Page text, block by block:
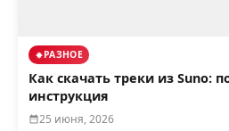
РАЗНОЕ
Как скачать треки из Suno:
инструкция
25 июня, 2026